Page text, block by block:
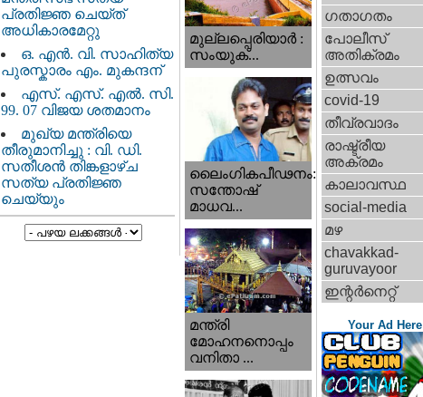
പ്രതിജ്ഞ ചെയ്ത്
അധികാരമേറ്റു
ഒ. എൻ. വി. സാഹിത്യ
പുരസ്കാരം എം. മുകന്ദന്
എസ്. എസ്. എൽ. സി.
99. 07 വിജയ ശതമാനം
മുഖ്യ മന്ത്രിയെ
തീരുമാനിച്ചു : വി. ഡി.
സതീശന്‍ തിങ്കളാഴ്ച
സത്യ പ്രതിജ്ഞ
ചെയ്യും
മുല്ലപ്പെരിയാര്‍ :
സംയുക്...
ലൈംഗികപീഢനം:
സന്തോഷ്
മാധവ...
മന്ത്രി
മോഹനനൊപ്പം
വനിതാ ...
ഗതാഗതം
പോലീസ്‌
അതിക്രമം
ഉത്സവം
covid-19
തീവ്രവാദം
രാഷ്ട്രീയ
അക്രമം
കാലാവസ്ഥ
social-media
മഴ
chavakkad-
guruvayoor
ഇന്റര്‍നെറ്റ്‌
Your Ad Here